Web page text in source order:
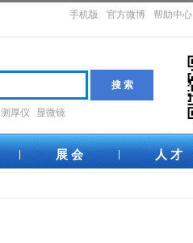
手机版 官方微博 帮助中心
测厚仪
显微镜
展 会 人 才